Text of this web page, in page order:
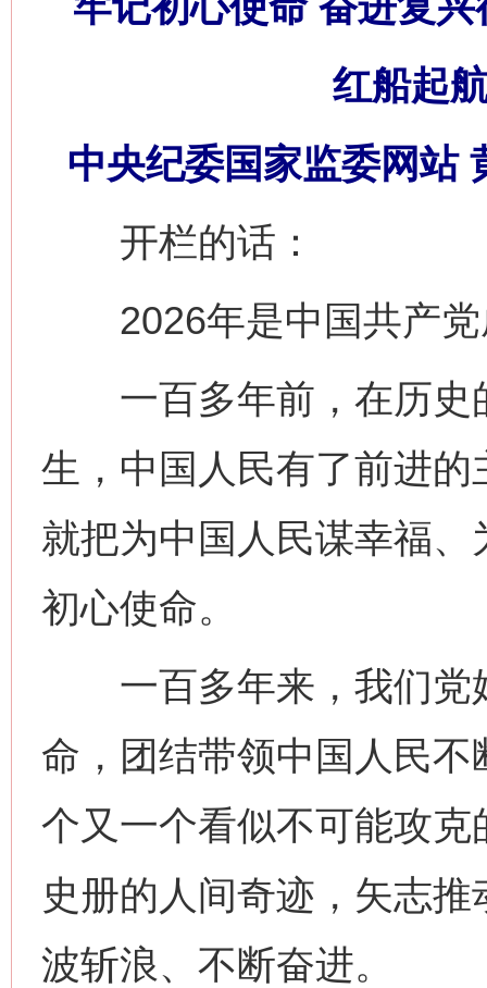
红船起
中央纪委国家监委网站
开栏的话：
2026年是中国共产党
一百多年前，在历史
生，中国人民有了前进
就把为中国人民谋幸福
初心使命。
一百多年来，我们党
命，团结带领中国人民
个又一个看似不可能攻
史册的人间奇迹，矢志
波斩浪、不断奋进。